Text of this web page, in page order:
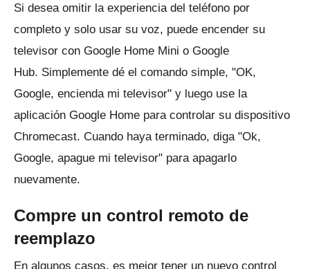
Si desea omitir la experiencia del teléfono por
completo y solo usar su voz, puede encender su
televisor con Google Home Mini o Google
Hub. Simplemente dé el comando simple, "OK,
Google, encienda mi televisor" y luego use la
aplicación Google Home para controlar su dispositivo
Chromecast. Cuando haya terminado, diga "Ok,
Google, apague mi televisor" para apagarlo
nuevamente.
Compre un control remoto de
reemplazo
En algunos casos, es mejor tener un nuevo control